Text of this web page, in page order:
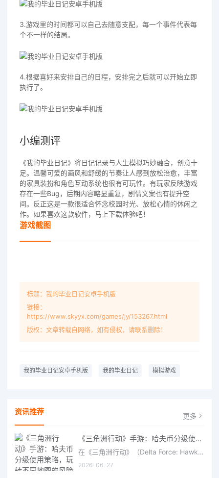
3.游戏里的时间都可以自己去随意支配，每一个事件代表每
个不一样的结局。
4.根据喜好来安排自己的日程，安排完之后就可以开始立即
执行了。
小编测评
《我的毕业日记》将日记记录与人生模拟巧妙融合，创意十
足。温馨可爱的画风和舒缓的节奏让人感到放松治愈，丰富
的家具装扮和角色互动系统也很有可玩性。有玩家反映游戏
存在一些Bug，后期内容略显重复，剧情文案也有提升空
间。反正这是一款很适合怀念校园时光、放松心情的休闲之
作。如果喜欢这款软件，马上下载体验吧！
游戏截图
标题：我的毕业日记安卓手机版
链接：
https://www.skyyx.com/games/jy/153267.html
版权：文章转载自网络，如有侵权，请联系删除！
我的毕业日记安卓手机版 我的毕业日记 模拟游戏
资讯推荐 更多
《三角洲行动》手游：哈夫币分级使用策略，玩转不同地图的风险与回报
在《三角洲行动》（Delta Force: Hawk Ops）“烽火地带”模式中，地图被划分为“普通”、“机密”和“绝密”三个
2026-06-27